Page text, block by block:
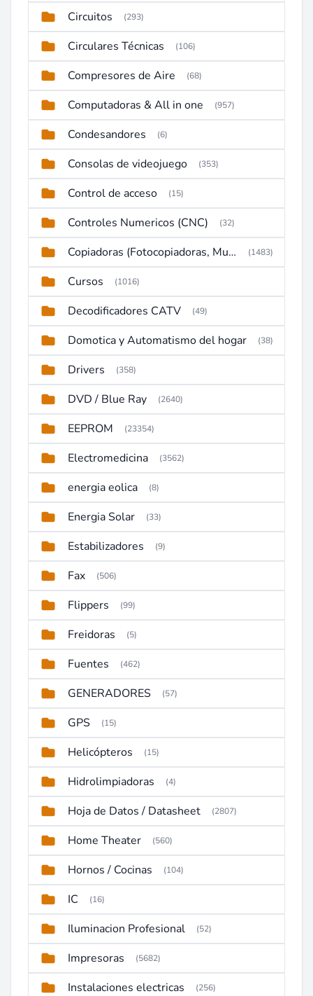
Circuitos (293)
Circulares Técnicas (106)
Compresores de Aire (68)
Computadoras & All in one (957)
Condesandores (6)
Consolas de videojuego (353)
Control de acceso (15)
Controles Numericos (CNC) (32)
Copiadoras (Fotocopiadoras, Multifunctions, Ploter, etc) (1483)
Cursos (1016)
Decodificadores CATV (49)
Domotica y Automatismo del hogar (38)
Drivers (358)
DVD / Blue Ray (2640)
EEPROM (23354)
Electromedicina (3562)
energia eolica (8)
Energia Solar (33)
Estabilizadores (9)
Fax (506)
Flippers (99)
Freidoras (5)
Fuentes (462)
GENERADORES (57)
GPS (15)
Helicópteros (15)
Hidrolimpiadoras (4)
Hoja de Datos / Datasheet (2807)
Home Theater (560)
Hornos / Cocinas (104)
IC (16)
Iluminacion Profesional (52)
Impresoras (5682)
Instalaciones electricas (256)